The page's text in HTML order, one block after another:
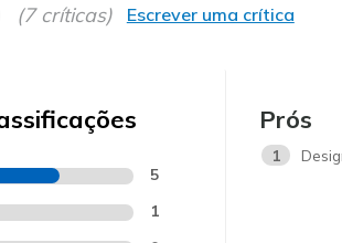
(7 críticas) Escrever uma crítica
5
1
Prós
1